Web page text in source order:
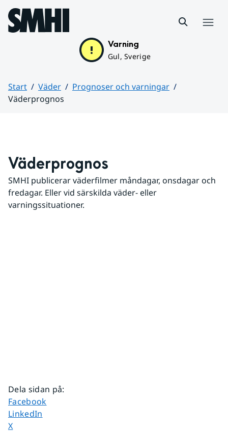
Hoppa till sidans innehåll
Varning
Gul, Sverige
Start Väder
Prognoser och varningar
Väderprognos
Väderprognos
SMHI publicerar väderfilmer måndagar, onsdagar och
fredagar. Eller vid särskilda väder- eller
varningssituationer.
Dela sidan på:
Dela sidan på
Facebook
Dela sidan på
LinkedIn
Dela sidan på
X